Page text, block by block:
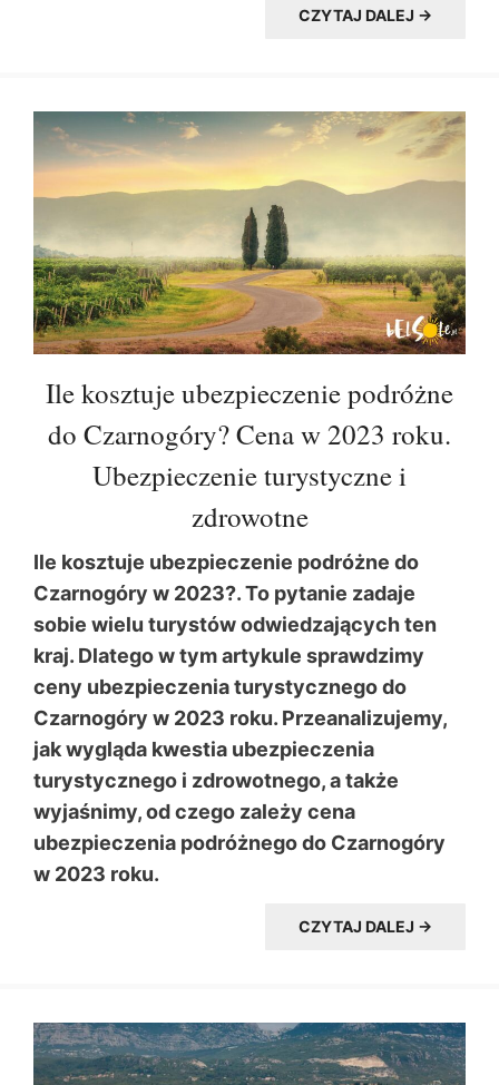
CZYTAJ DALEJ →
Ile kosztuje ubezpieczenie podróżne
do Czarnogóry? Cena w 2023 roku.
Ubezpieczenie turystyczne i
zdrowotne
Ile kosztuje ubezpieczenie podróżne do
Czarnogóry w 2023?. To pytanie zadaje
sobie wielu turystów odwiedzających ten
kraj. Dlatego w tym artykule sprawdzimy
ceny ubezpieczenia turystycznego do
Czarnogóry w 2023 roku. Przeanalizujemy,
jak wygląda kwestia ubezpieczenia
turystycznego i zdrowotnego, a także
wyjaśnimy, od czego zależy cena
ubezpieczenia podróżnego do Czarnogóry
w 2023 roku.
CZYTAJ DALEJ →